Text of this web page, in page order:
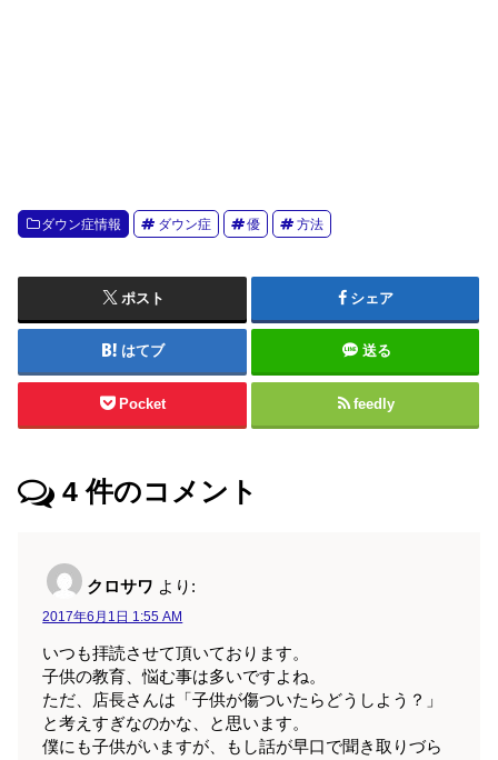
ダウン症情報 ダウン症 優 方法
ポスト シェア
はてブ 送る
Pocket feedly
4 件のコメント
クロサワ より:
2017年6月1日 1:55 AM
いつも拝読させて頂いております。
子供の教育、悩む事は多いですよね。
ただ、店長さんは「子供が傷ついたらどうしよう？」
と考えすぎなのかな、と思います。
僕にも子供がいますが、もし話が早口で聞き取りづら